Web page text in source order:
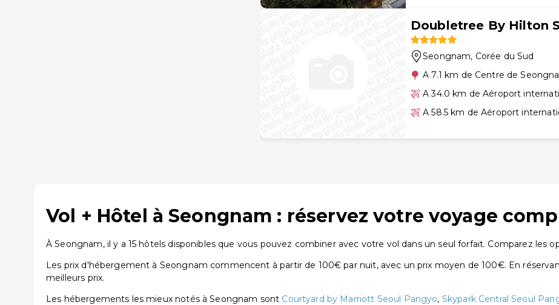
Doubletree By Hilton
Seongnam, Corée du Sud
A 7.1 km de Centre de
A 34.0 km de Aéroport
A 58.5 km de Aéroport
Vol + Hôtel à Seongnam : réservez votre voyage
À Seongnam, il y a 15 hôtels disponibles que vous pouvez combiner avec votre vol dans un seul forfait. Comparez les
Les prix d'hébergement à Seongnam commencent à partir de 100€ par nuit, avec un prix moyen de 100€. En
meilleurs prix.
Les hébergements les mieux notés à Seongnam sont Courtyard by Marriott Seoul Pangyo, Skypark Central Seoul